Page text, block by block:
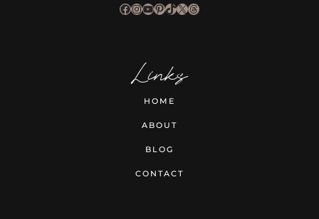
Facebook
Instagram
YouTube
Pinterest
TikTok
X Threads
Links
HOME
ABOUT
BLOG
CONTACT